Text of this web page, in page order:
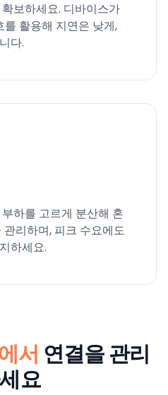
보하세요. 디바이스가
활용해 지연은 낮게,
다.
하를 고르게 분산해 혼
리하며, 피크 수요에도
하세요.
서 연결을 관리
요